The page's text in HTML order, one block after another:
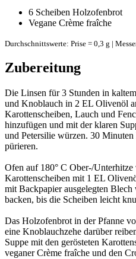
6 Scheiben Holzofenbrot
Vegane Crème fraîche
Durchschnittswerte: Prise = 0,3 g |
Zubereitung
Die Linsen für 3 Stunden in
und Knoblauch in 2 EL Olivenöl
Karottenscheiben, Lauch und
hinzufügen und mit der klaren
und Petersilie würzen. 30
pürieren.
Ofen auf 180° C Ober-/
Karottenscheiben mit 1 EL
mit Backpapier ausgelegten
backen, bis die Scheiben leicht
Das Holzofenbrot in der Pfanne
eine Knoblauchzehe darüber
Suppe mit den gerösteten
veganer Crème fraîche und den